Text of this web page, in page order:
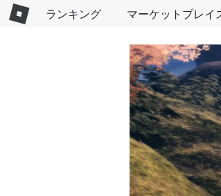
ランキング マーケットプレイ